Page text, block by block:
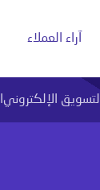
آراء العملاء
التسويق الإلكتروني